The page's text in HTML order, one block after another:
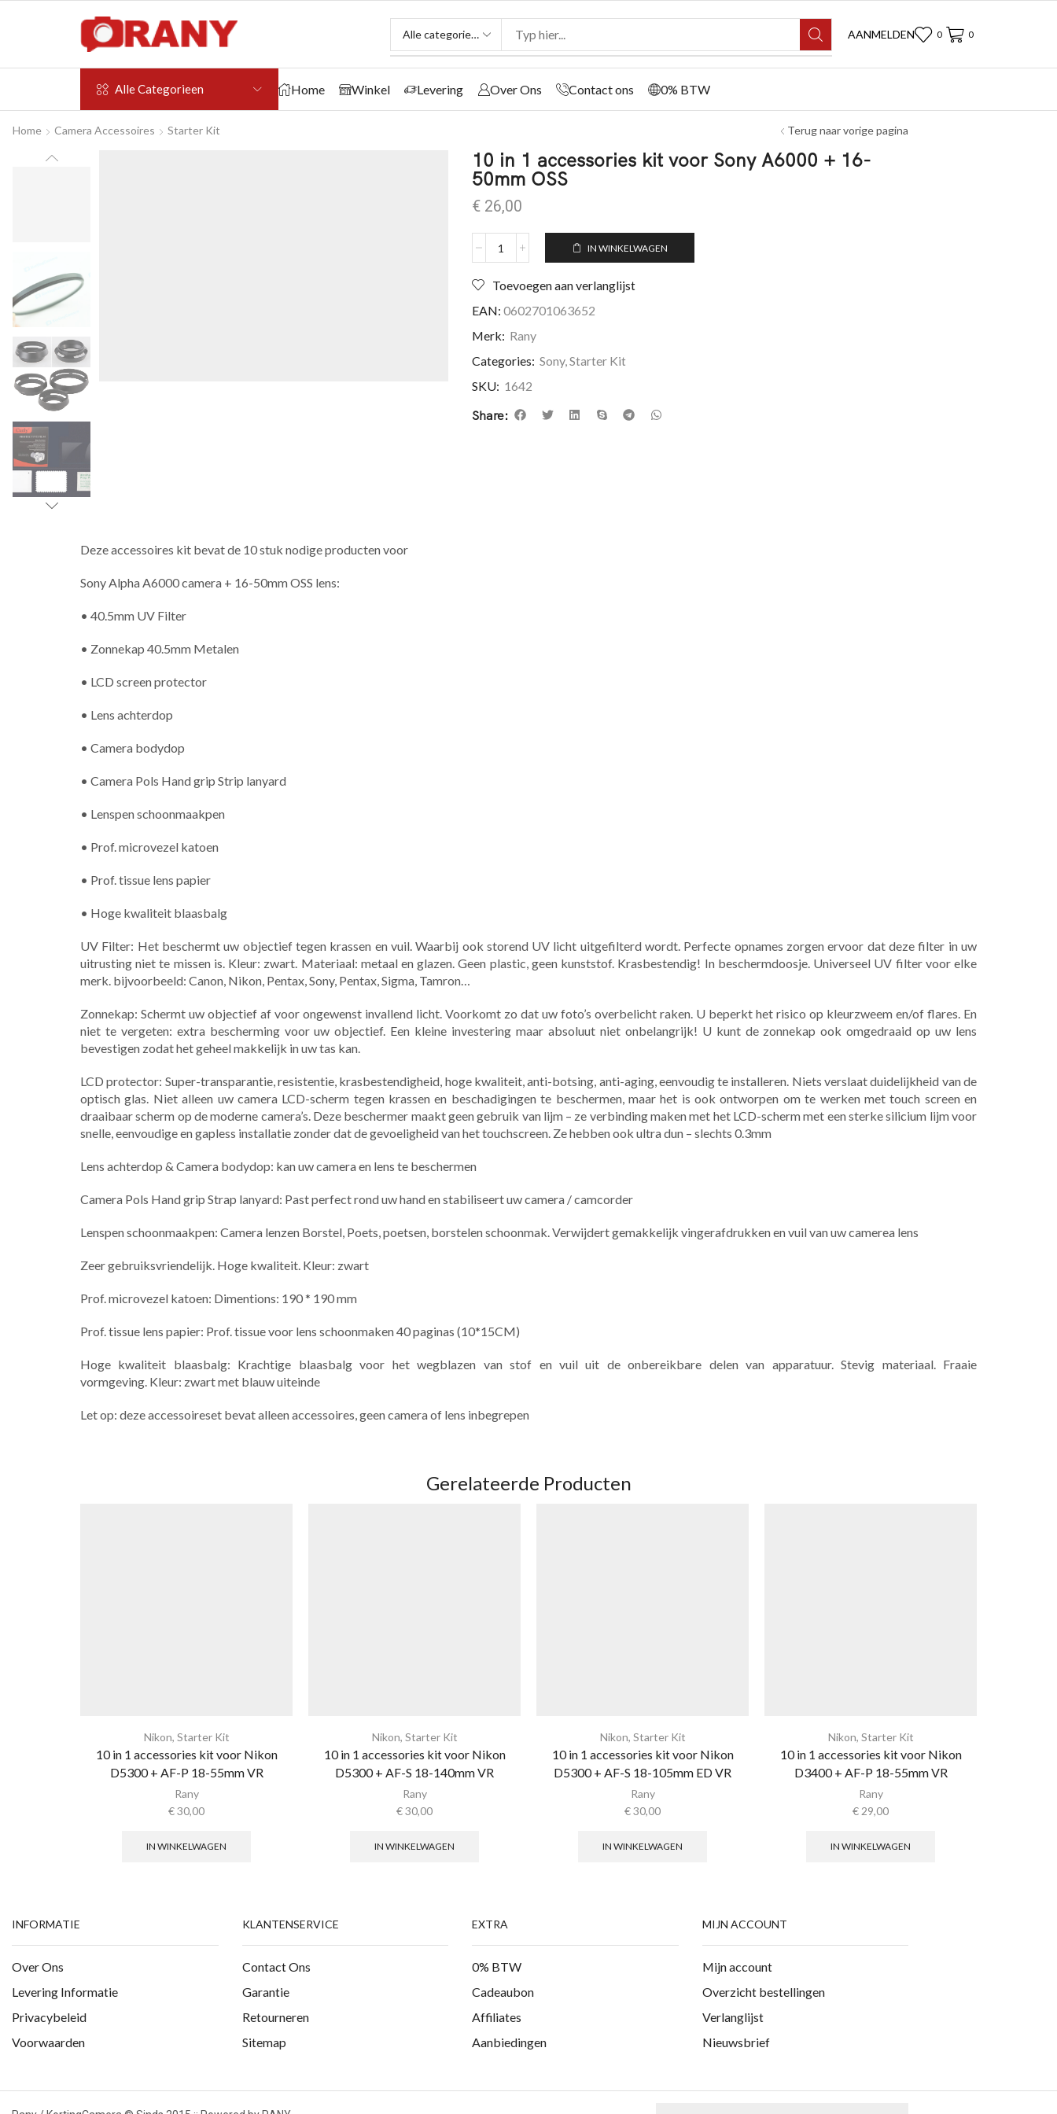
AANMELDEN 0 0
Alle Categorieen Home Winkel Levering Over Ons Contact ons 0% BTW
Home Camera Accessoires Starter Kit Terug naar vorige pagina
10 in 1 accessories kit voor Sony A6000 + 16-
50mm OSS
€ 26,00
IN WINKELWAGEN
Toevoegen aan verlanglijst
EAN: 0602701063652
Merk: Rany
Categories: Sony,Starter Kit
SKU: 1642
Share:
Deze accessoires kit bevat de 10 stuk nodige producten voor
Sony Alpha A6000 camera + 16-50mm OSS lens:
• 40.5mm UV Filter
• Zonnekap 40.5mm Metalen
• LCD screen protector
• Lens achterdop
• Camera bodydop
• Camera Pols Hand grip Strip lanyard
• Lenspen schoonmaakpen
• Prof. microvezel katoen
• Prof. tissue lens papier
• Hoge kwaliteit blaasbalg
UV Filter: Het beschermt uw objectief tegen krassen en vuil. Waarbij ook storend UV licht uitgefilterd wordt. Perfecte opnames zorgen ervoor dat deze filter in uw
uitrusting niet te missen is. Kleur: zwart. Materiaal: metaal en glazen. Geen plastic, geen kunststof. Krasbestendig! In beschermdoosje. Universeel UV filter voor elke
merk. bijvoorbeeld: Canon, Nikon, Pentax, Sony, Pentax, Sigma, Tamron…
Zonnekap: Schermt uw objectief af voor ongewenst invallend licht. Voorkomt zo dat uw foto’s overbelicht raken. U beperkt het risico op kleurzweem en/of flares. En
niet te vergeten: extra bescherming voor uw objectief. Een kleine investering maar absoluut niet onbelangrijk! U kunt de zonnekap ook omgedraaid op uw lens
bevestigen zodat het geheel makkelijk in uw tas kan.
LCD protector: Super-transparantie, resistentie, krasbestendigheid, hoge kwaliteit, anti-botsing, anti-aging, eenvoudig te installeren. Niets verslaat duidelijkheid van de
optisch glas. Niet alleen uw camera LCD-scherm tegen krassen en beschadigingen te beschermen, maar het is ook ontworpen om te werken met touch screen en
draaibaar scherm op de moderne camera’s. Deze beschermer maakt geen gebruik van lijm – ze verbinding maken met het LCD-scherm met een sterke silicium lijm voor
snelle, eenvoudige en gapless installatie zonder dat de gevoeligheid van het touchscreen. Ze hebben ook ultra dun – slechts 0.3mm
Lens achterdop & Camera bodydop: kan uw camera en lens te beschermen
Camera Pols Hand grip Strap lanyard: Past perfect rond uw hand en stabiliseert uw camera / camcorder
Lenspen schoonmaakpen: Camera lenzen Borstel, Poets, poetsen, borstelen schoonmak. Verwijdert gemakkelijk vingerafdrukken en vuil van uw camerea lens
Zeer gebruiksvriendelijk. Hoge kwaliteit. Kleur: zwart
Prof. microvezel katoen: Dimentions: 190 * 190 mm
Prof. tissue lens papier: Prof. tissue voor lens schoonmaken 40 paginas (10*15CM)
Hoge kwaliteit blaasbalg: Krachtige blaasbalg voor het wegblazen van stof en vuil uit de onbereikbare delen van apparatuur. Stevig materiaal. Fraaie
vormgeving. Kleur: zwart met blauw uiteinde
Let op: deze accessoireset bevat alleen accessoires, geen camera of lens inbegrepen
Gerelateerde Producten
Nikon, Starter Kit
10 in 1 accessories kit voor Nikon
D5300 + AF-P 18-55mm VR
Rany
€30,00
IN WINKELWAGEN
Nikon, Starter Kit
10 in 1 accessories kit voor Nikon
D5300 + AF-S 18-140mm VR
Rany
€30,00
IN WINKELWAGEN
Nikon, Starter Kit
10 in 1 accessories kit voor Nikon
D5300 + AF-S 18-105mm ED VR
Rany
€30,00
IN WINKELWAGEN
Nikon, Starter Kit
10 in 1 accessories kit voor Nikon
D3400 + AF-P 18-55mm VR
Rany
€ 29,00
IN WINKELWAGEN
INFORMATIE
Over Ons
Levering Informatie
Privacybeleid
Voorwaarden
KLANTENSERVICE
Contact Ons
Garantie
Retourneren
Sitemap
EXTRA
0% BTW
Cadeaubon
Affiliates
Aanbiedingen
MIJN ACCOUNT
Mijn account
Overzicht bestellingen
Verlanglijst
Nieuwsbrief